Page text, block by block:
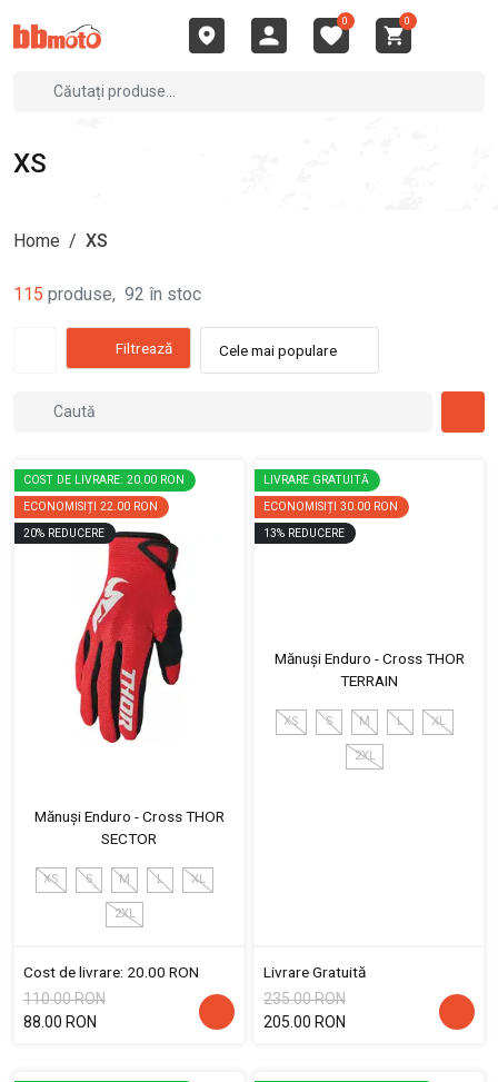
0 0
XS
Home / XS
115 produse, 92 în stoc
Filtrează Cele mai populare
COST DE LIVRARE: 20.00 RON
ECONOMISIȚI 22.00 RON
20% REDUCERE
Mănuși Enduro - Cross THOR
SECTOR
XS S M L XL
2XL
Cost de livrare: 20.00 RON
110.00 RON
88.00 RON
LIVRARE GRATUITĂ
ECONOMISIȚI 30.00 RON
13% REDUCERE
Mănuși Enduro - Cross THOR
TERRAIN
XS S M L XL
2XL
Livrare Gratuită
235.00 RON
205.00 RON